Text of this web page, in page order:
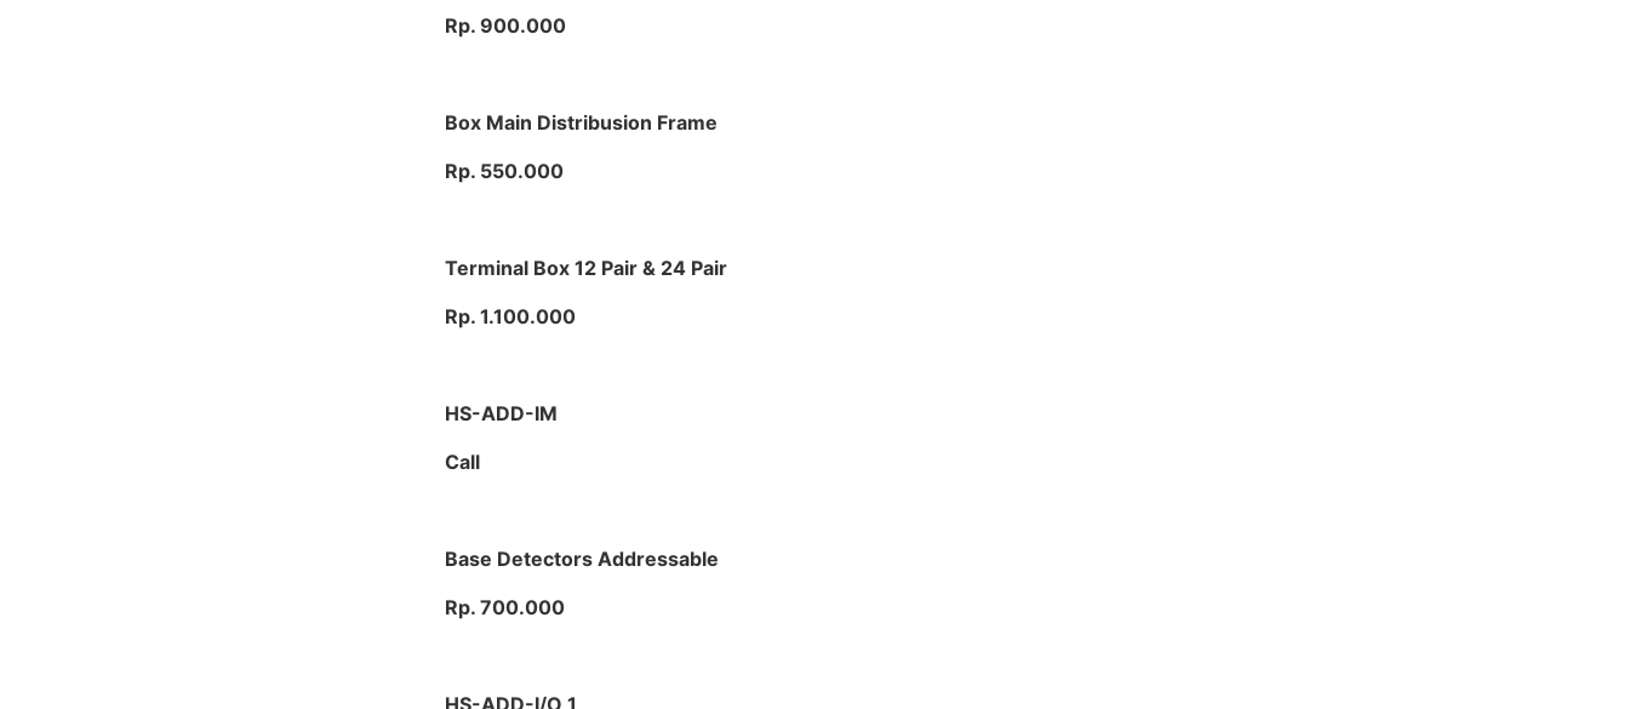
Rp. 900.000
Box Main Distribusion Frame
Rp. 550.000
Terminal Box 12 Pair & 24 Pair
Rp. 1.100.000
HS-ADD-IM
Call
Base Detectors Addressable
Rp. 700.000